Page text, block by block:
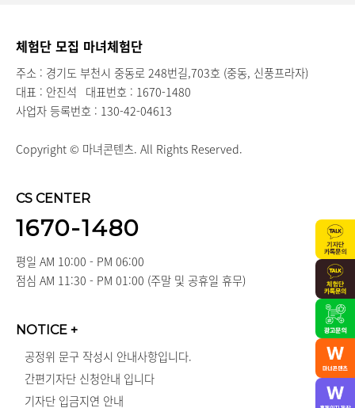
체험단 모집 마녀체험단
주소 : 경기도 부천시 중동로 248번길,703호 (중동, 신풍프라자)
대표 : 안진석 대표번호 : 1670-1480
사업자 등록번호 : 130-42-04613
Copyright © 마녀콘텐츠. All Rights Reserved.
CS CENTER
1670-1480
평일 AM 10:00 - PM 06:00
점심 AM 11:30 - PM 01:00 (주말 및 공휴일 휴무)
NOTICE +
공정위 문구 작성시 안내사항입니다.
간편기자단 신청안내 입니다
기자단 입금지연 안내